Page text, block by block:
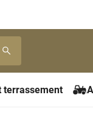
terrassement